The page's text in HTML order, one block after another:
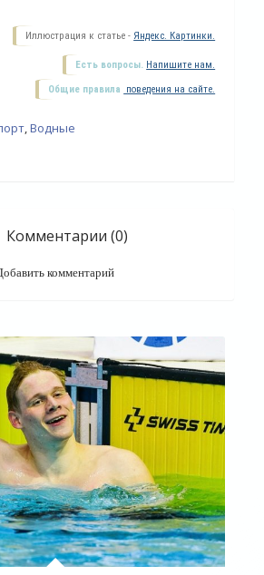
Иллюстрация к статье - Яндекс. Картинки.
Есть вопросы. Напишите нам.
Общие правила поведения на сайте.
,Водные
Комментарии (0)
комментарий